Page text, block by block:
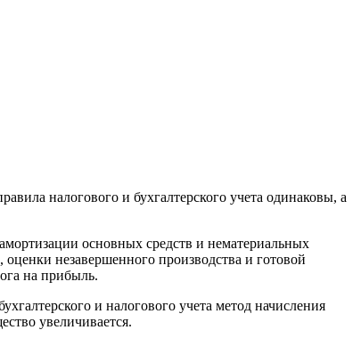
налогового и бухгалтерского учета одинаковы, а
основных средств и нематериальных
незавершенного производства и готовой
на прибыль.
и налогового учета метод начисления
увеличивается.